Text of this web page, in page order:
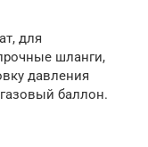
для
шланги,
давления
баллон.